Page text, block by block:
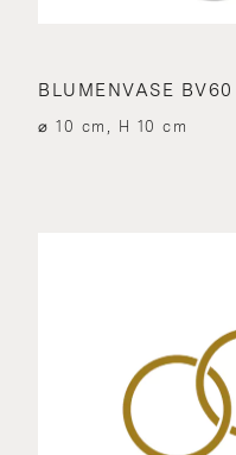
BLUMENVASE BV60
⌀ 10 cm, H 10 cm